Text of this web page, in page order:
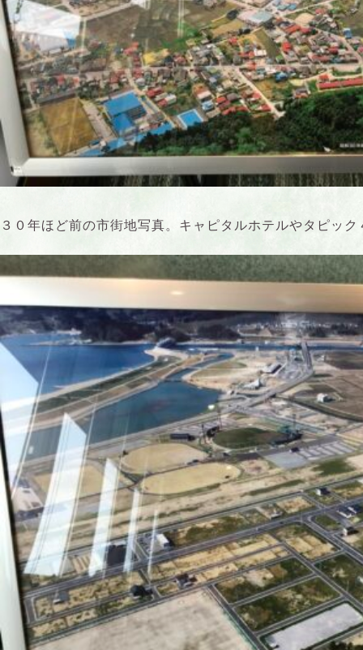
３０年ほど前の市街地写真。キャピタルホテルやタピッ